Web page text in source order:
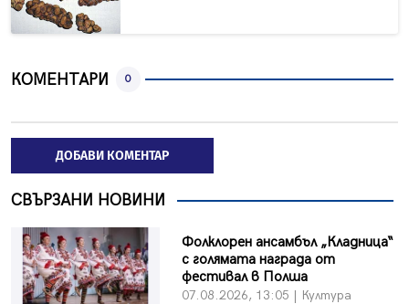
КОМЕНТАРИ 0
ДОБАВИ КОМЕНТАР
СВЪРЗАНИ НОВИНИ
Фолклорен ансамбъл „Кладница“
с голямата награда от
фестивал в Полша
07.08.2026, 13:05 | Култура